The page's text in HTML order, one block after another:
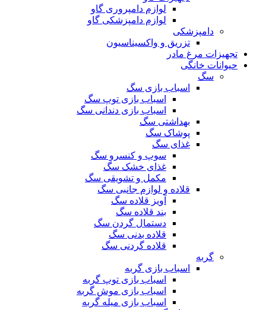
لوازم دامپروری گاو
لوازم دامپزشکی گاو
دامپزشکی
تزریق و واکسیناسیون
تجهیزات مرغ مادر
حیوانات خانگی
سگ
اسباب بازی سگ
اسباب بازی توپ سگ
اسباب بازی دندانی سگ
بهداشتی سگ
پوشاک سگ
غذای سگ
سوپ و کنسرو سگ
غذای خشک سگ
مکمل و تشویقی سگ
قلاده و لوازم جانبی سگ
آویز قلاده سگ
بند قلاده سگ
دستمال گردن سگ
قلاده بدنی سگ
قلاده گردنی سگ
گربه
اسباب بازی گربه
اسباب بازی توپ گربه
اسباب بازی موش گربه
اسباب بازی میله گربه